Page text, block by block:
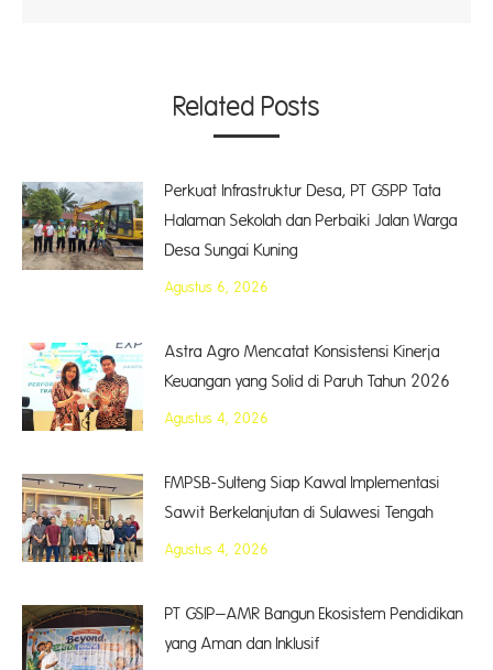
Related Posts
Perkuat Infrastruktur Desa, PT GSPP Tata
Halaman Sekolah dan Perbaiki Jalan Warga
Desa Sungai Kuning
Agustus 6, 2026
Astra Agro Mencatat Konsistensi Kinerja
Keuangan yang Solid di Paruh Tahun 2026
Agustus 4, 2026
FMPSB-Sulteng Siap Kawal Implementasi
Sawit Berkelanjutan di Sulawesi Tengah
Agustus 4, 2026
PT GSIP–AMR Bangun Ekosistem Pendidikan
yang Aman dan Inklusif